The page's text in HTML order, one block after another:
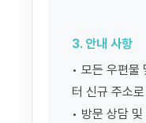
3. 안내 사항
• 모든 우편물
터 신규 주소
• 방문 상담